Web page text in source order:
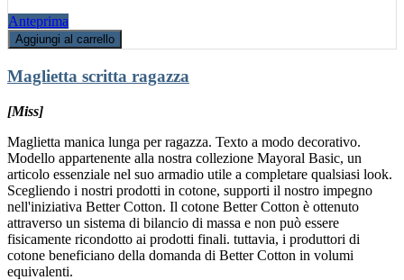
Anteprima
Aggiungi al carrello
Maglietta scritta ragazza
[Miss]
Maglietta manica lunga per ragazza. Texto a modo decorativo.
Modello appartenente alla nostra collezione Mayoral Basic, un
articolo essenziale nel suo armadio utile a completare qualsiasi look.
Scegliendo i nostri prodotti in cotone, supporti il nostro impegno
nell'iniziativa Better Cotton. Il cotone Better Cotton è ottenuto
attraverso un sistema di bilancio di massa e non può essere
fisicamente ricondotto ai prodotti finali. tuttavia, i produttori di
cotone beneficiano della domanda di Better Cotton in volumi
equivalenti.